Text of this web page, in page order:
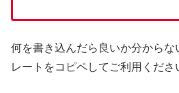
何を書き込んだら良いか分から
レートをコピペしてご利用くださ